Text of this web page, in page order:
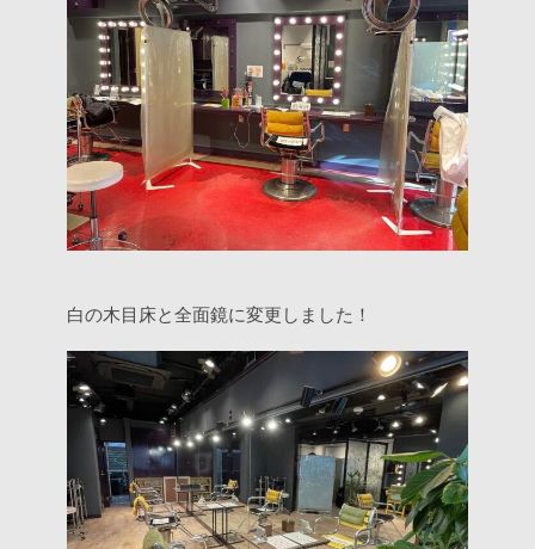
白の木目床と全面鏡に変更しました！